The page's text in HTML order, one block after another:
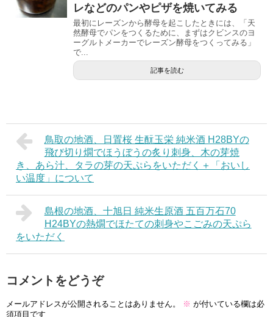
レなどのパンやピザを焼いてみる
最初にレーズンから酵母を起こしたときには、「天
然酵母でパンをつくるために、まずはクビンスのヨ
ーグルトメーカーでレーズン酵母をつくってみる」
で...
記事を読む
鳥取の地酒、日置桜 生酛玉栄 純米酒 H28BYの
飛び切り燗でほうぼうの炙り刺身、木の芽焼
き、あら汁、タラの芽の天ぷらをいただく＋「おいし
い温度」について
島根の地酒、十旭日 純米生原酒 五百万石70
H24BYの熱燗でほたての刺身やこごみの天ぷら
をいただく
コメントをどうぞ
メールアドレスが公開されることはありません。 ※ が付いている欄は必
須項目です